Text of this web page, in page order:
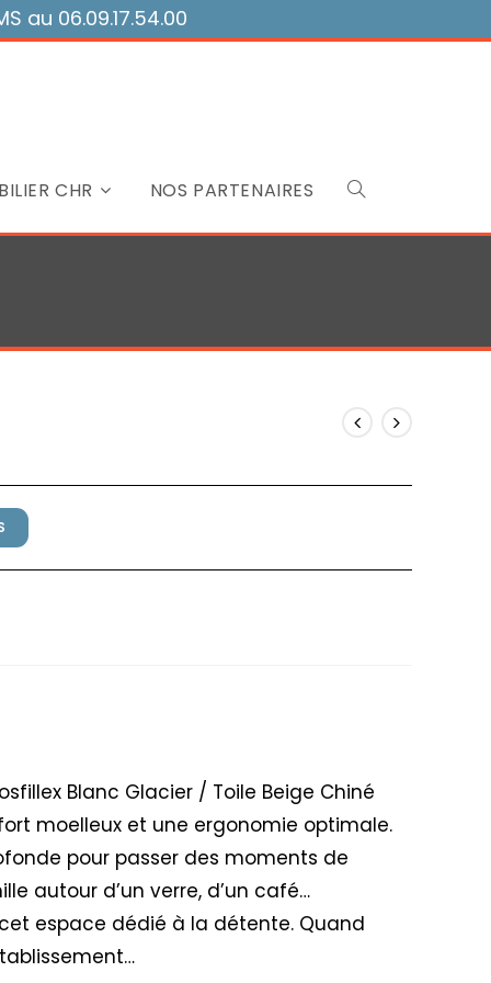
au 06.09.17.54.00
CHR NOS PARTENAIRES Toggle
search
Blanc Glacier / Toile Beige Chiné
moelleux et une ergonomie optimale.
pour passer des moments de
autour d’un verre, d’un café…
espace dédié à la détente. Quand